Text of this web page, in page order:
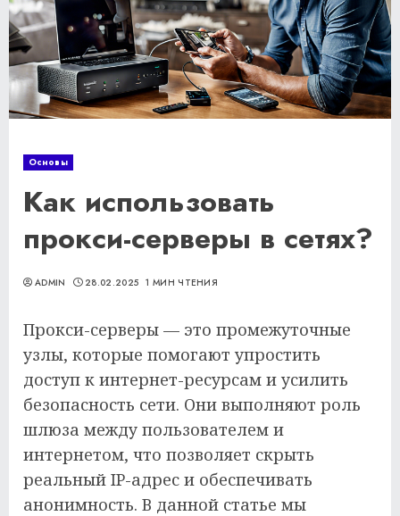
Основы
Как использовать
прокси-серверы в сетях?
ADMIN 28.02.2025 1 МИН ЧТЕНИЯ
Прокси-серверы — это промежуточные
узлы, которые помогают упростить
доступ к интернет-ресурсам и усилить
безопасность сети. Они выполняют роль
шлюза между пользователем и
интернетом, что позволяет скрыть
реальный IP-адрес и обеспечивать
анонимность. В данной статье мы